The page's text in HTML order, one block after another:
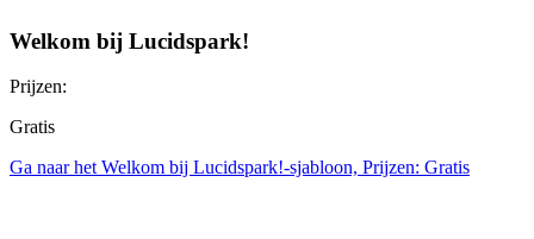
Welkom bij Lucidspark!
Prijzen:
Gratis
Ga naar het Welkom bij Lucidspark!-sjabloon, Prijzen: Gratis